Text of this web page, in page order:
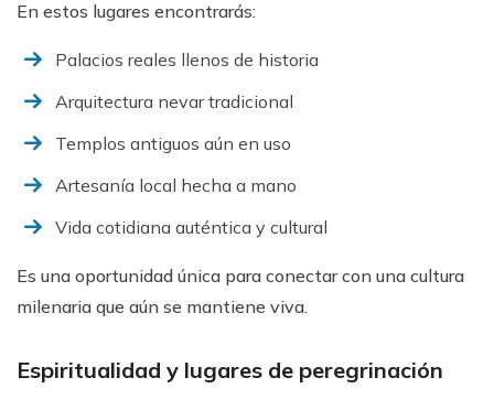
En estos lugares encontrarás:
Palacios reales llenos de historia
Arquitectura nevar tradicional
Templos antiguos aún en uso
Artesanía local hecha a mano
Vida cotidiana auténtica y cultural
Es una oportunidad única para conectar con una cultura
milenaria que aún se mantiene viva.
Espiritualidad y lugares de peregrinación